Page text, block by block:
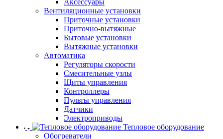
Аксессуары
Вентиляционные установки
Приточные установки
Приточно-вытяжные
Бытовые установки
Вытяжные установки
Автоматика
Регуляторы скорости
Смесительные узлы
Щиты управления
Контроллеры
Пульты управления
Датчики
Электроприводы
Тепловое оборудование
Обогреватели